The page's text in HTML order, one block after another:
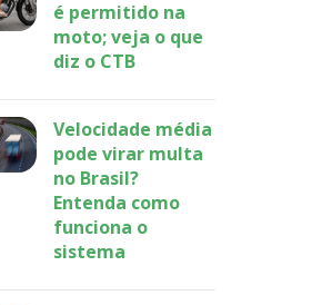
é permitido na
moto; veja o que
diz o CTB
Velocidade média
pode virar multa
no Brasil?
Entenda como
funciona o
sistema